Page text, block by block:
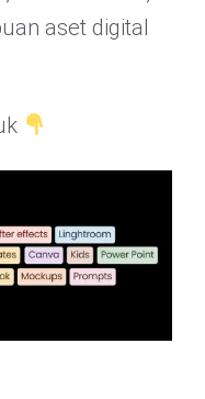
aset digital